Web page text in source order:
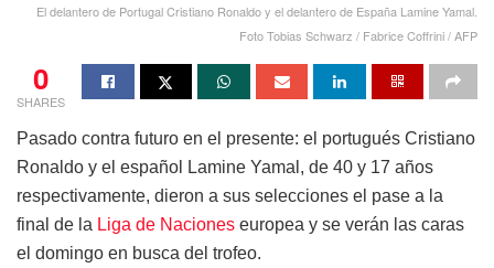
El delantero de Portugal Cristiano Ronaldo y el delantero de España Lamine Yamal.
Foto Tobias Schwarz / Fabrice Coffrini / AFP
0
SHARES
Pasado contra futuro en el presente: el portugués Cristiano
Ronaldo y el español Lamine Yamal, de 40 y 17 años
respectivamente, dieron a sus selecciones el pase a la
final de la Liga de Naciones europea y se verán las caras
el domingo en busca del trofeo.